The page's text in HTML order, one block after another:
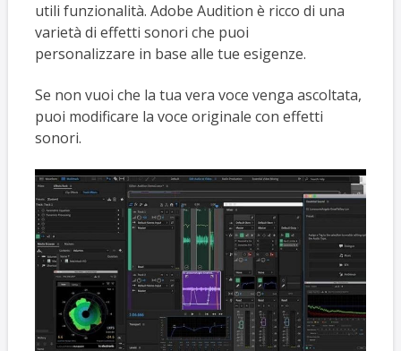
utili funzionalità. Adobe Audition è ricco di una
varietà di effetti sonori che puoi
personalizzare in base alle tue esigenze.
Se non vuoi che la tua vera voce venga ascoltata,
puoi modificare la voce originale con effetti
sonori.